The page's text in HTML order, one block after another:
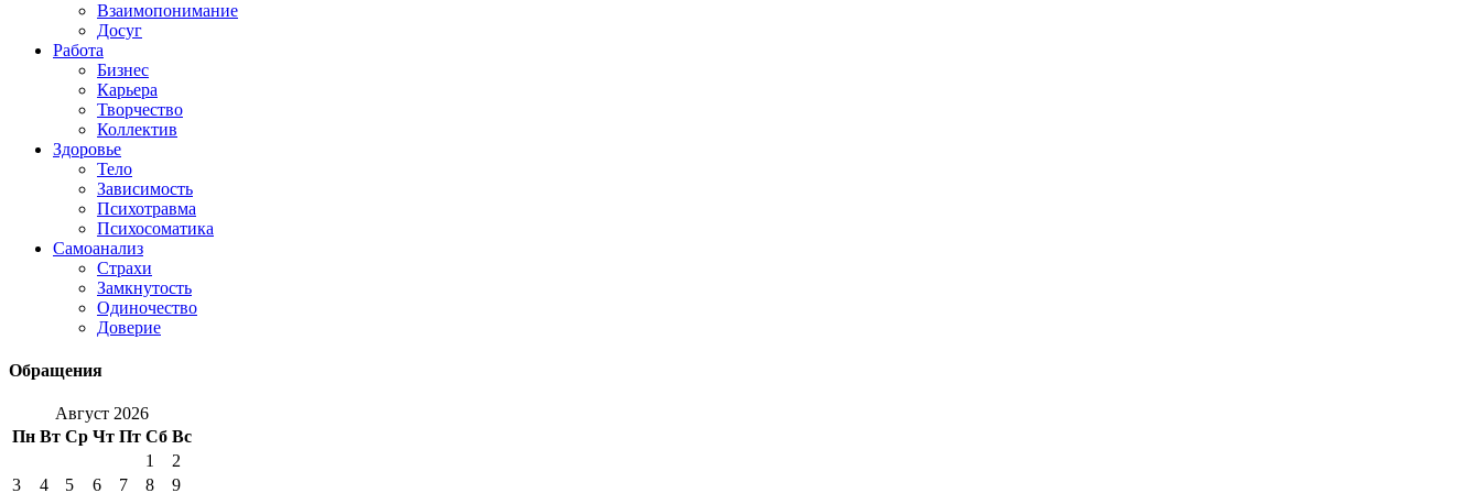
Взаимопонимание
Досуг
Работа
Бизнес
Карьера
Творчество
Коллектив
Здоровье
Тело
Зависимость
Психотравма
Психосоматика
Самоанализ
Страхи
Замкнутость
Одиночество
Доверие
Обращения
Август 2026
Пн Вт Ср Чт Пт Сб Вс
1
2
3
4 5 6 7 8 9